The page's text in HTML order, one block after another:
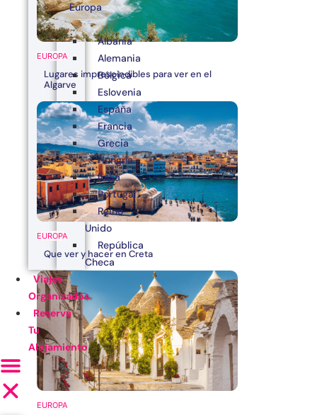
EUROPA
Lugares imprescindibles para ver en el
Algarve
EUROPA
Que ver y hacer en Creta
EUROPA
Europa
Albania
Alemania
Bélgica
Eslovenia
España
Francia
Grecia
Hungría
Italia
Portugal
Reino
Unido
República
Checa
Viajes
Organizados
Reserva
Tu
Alojamiento